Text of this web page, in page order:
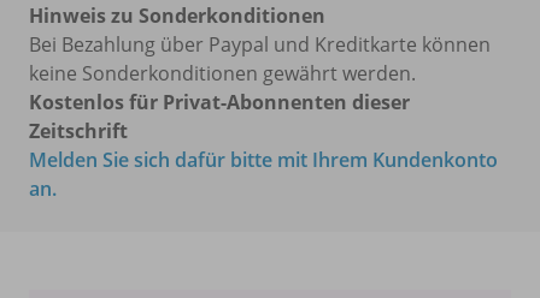
Hinweis zu Sonderkonditionen
Bei Bezahlung über Paypal und Kreditkarte können
keine Sonderkonditionen gewährt werden.
Kostenlos für Privat-Abonnenten dieser
Zeitschrift
Melden Sie sich dafür bitte mit Ihrem Kundenkonto
an.